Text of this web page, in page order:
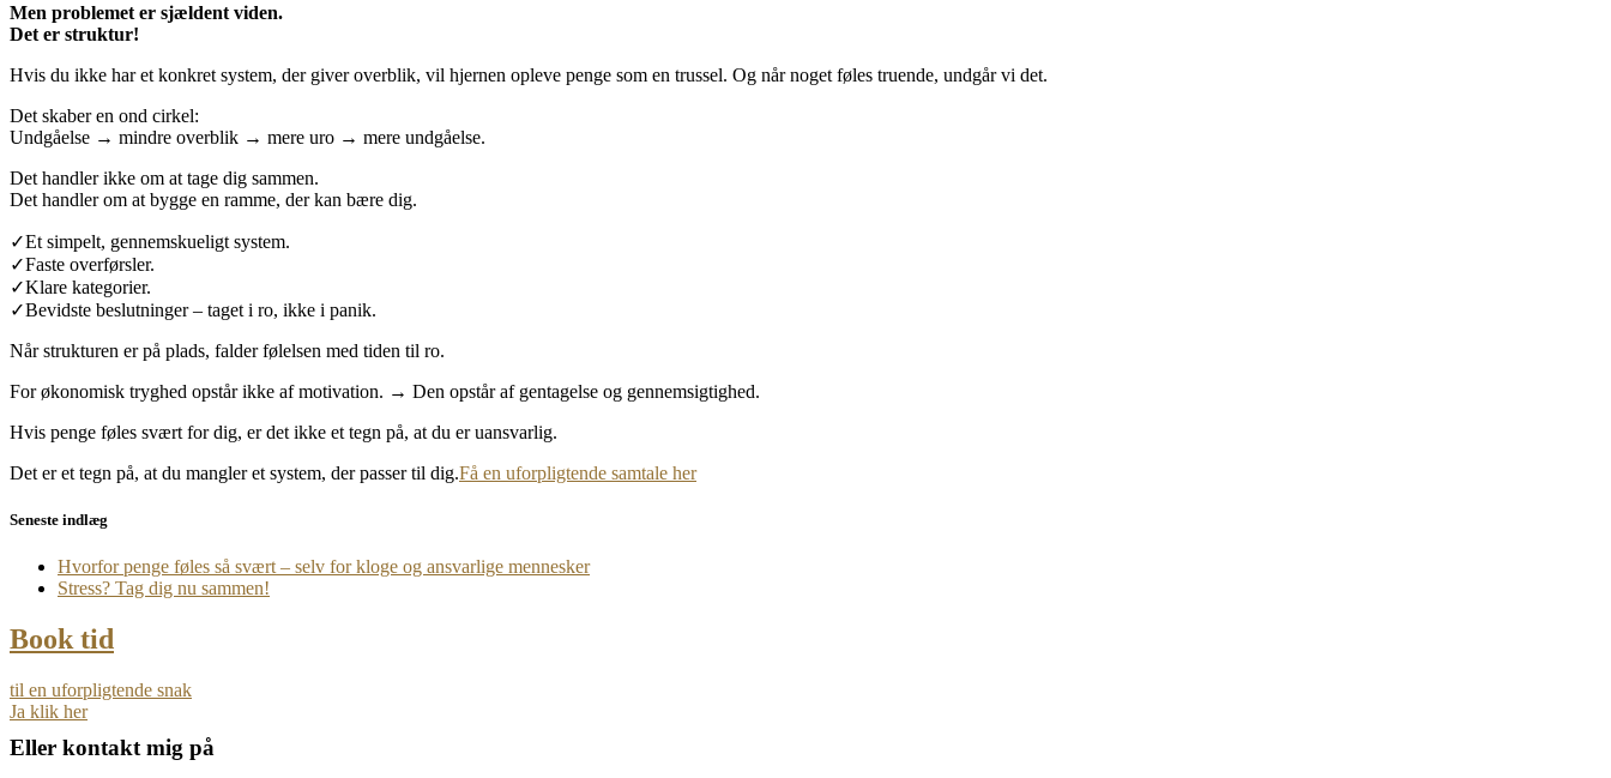
Men problemet er sjældent viden.
Det er struktur!
Hvis du ikke har et konkret system, der giver overblik, vil hjernen opleve penge som en trussel. Og når noget føles truende, undgår vi det.
Det skaber en ond cirkel:
Undgåelse → mindre overblik → mere uro → mere undgåelse.
Det handler ikke om at tage dig sammen.
Det handler om at bygge en ramme, der kan bære dig.
✓Et simpelt, gennemskueligt system.
✓Faste overførsler.
✓Klare kategorier.
✓Bevidste beslutninger – taget i ro, ikke i panik.
Når strukturen er på plads, falder følelsen med tiden til ro.
For økonomisk tryghed opstår ikke af motivation. → Den opstår af gentagelse og gennemsigtighed.
Hvis penge føles svært for dig, er det ikke et tegn på, at du er uansvarlig.
Det er et tegn på, at du mangler et system, der passer til dig.Få en uforpligtende samtale her
Seneste indlæg
Hvorfor penge føles så svært – selv for kloge og ansvarlige mennesker
Stress? Tag dig nu sammen!
Book tid
til en uforpligtende snak
Ja klik her
Eller kontakt mig på